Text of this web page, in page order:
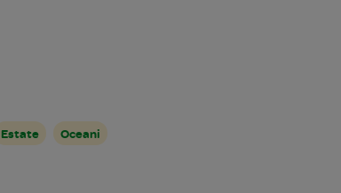
Estate
Oceani